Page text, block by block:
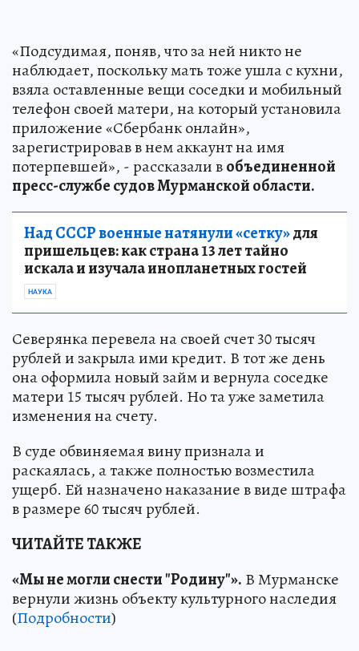
«Подсудимая, поняв, что за ней никто не
наблюдает, поскольку мать тоже ушла с кухни,
взяла оставленные вещи соседки и мобильный
телефон своей матери, на который установила
приложение «Сбербанк онлайн»,
зарегистрировав в нем аккаунт на имя
потерпевшей», - рассказали вобъединенной
пресс-службе судов Мурманской области.
Над СССР военные натянули «сетку»для
пришельцев: как страна 13 лет тайно
искала и изучала инопланетных гостей
НАУКА
Северянка перевела на своей счет 30 тысяч
рублей и закрыла ими кредит. В тот же день
она оформила новый займ и вернула соседке
матери 15 тысяч рублей. Но та уже заметила
изменения на счету.
В суде обвиняемая вину признала и
раскаялась, а также полностью возместила
ущерб. Ей назначено наказание в виде штрафа
в размере 60 тысяч рублей.
ЧИТАЙТЕ ТАКЖЕ
«Мы не могли снести "Родину"». В Мурманске
вернули жизнь объекту культурного наследия
(Подробности)